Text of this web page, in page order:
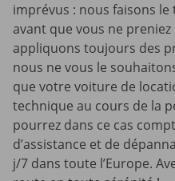
imprévus : nous faisons
avant que vous ne
appliquons toujours des
nous ne vous le
que votre voiture de
technique au cours de la
pourrez dans ce cas
d’assistance et de
j/7 dans toute l’Europe.